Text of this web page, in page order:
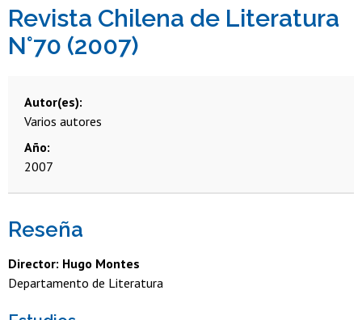
Funcionarias/os
Revista Chilena de Literatura
N°70 (2007)
Autor(es)
Varios autores
Año
2007
Reseña
Director: Hugo Montes
Departamento de Literatura